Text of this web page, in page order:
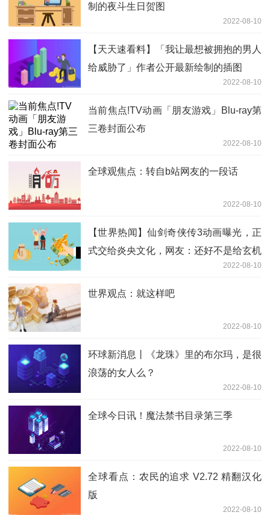
制的夜斗生日贺图
2022-08-10
【天天速看料】「我让最想被拥抱的男人
给威胁了」作者公开最新绘制的插图
2022-08-10
当前焦点!TV动画「朋友游戏」Blu-ray第
三卷封面公布
2022-08-10
全球观焦点：转自b站网友的一段话
2022-08-10
【世界热闻】仙剑奇侠传3动画曝光，正
式交给炎央文化，网友：还好不是给玄机
2022-08-10
世界观点：就这样吧
2022-08-10
环球新消息丨《龙珠》里的布尔玛，是很
浪荡的女人么？
2022-08-10
全球今日讯！魔法禁书目录第三季
2022-08-10
全球看点：农民的追求 V2.72 精翻汉化
版
2022-08-10